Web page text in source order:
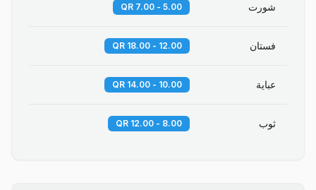
شورت 5.00 - 7.00 QR
فستان 12.00 - 18.00 QR
عباية 10.00 - 14.00 QR
ثوب 8.00 - 12.00 QR